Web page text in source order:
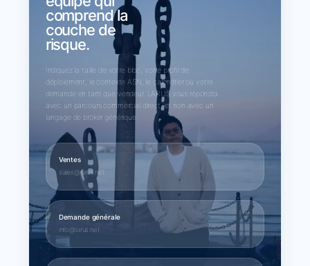
comprend la
couche de
risque.
Indiquez la taille de votre bloc, votre profil de
déploiement, le contexte ASN, le calendrier ou votre
demande en tant que vendeur. LARUS vous répondra
avec un parcours commercial direct, et non avec un
langage de broker générique.
Ventes
sales@larus.net
Demande générale
info@larus.net